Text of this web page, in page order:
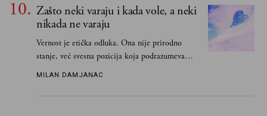
Zašto neki varaju i kada vole, a neki
nikada ne varaju
Vernost je etička odluka. Ona nije prirodno
stanje, već svesna pozicija koja podrazumeva
MILAN DAMJANAC